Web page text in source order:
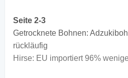
Seite 2-3
Getrocknete Bohnen:
rückläufig
Hirse: EU importiert 96%